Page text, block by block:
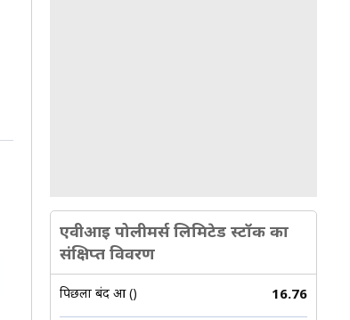
एवीआइ पोलीमर्स लिमिटेड स्टॉक का
संक्षिप्त विवरण
पिछला बंद हुआ (₹) 16.76